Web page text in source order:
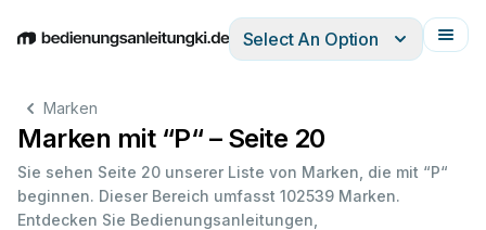
EnglishDeutschEspañolItalianoFrançais
Select An Option
Marken
Marken mit “P“ – Seite 20
Sie sehen Seite 20 unserer Liste von Marken, die mit “P“
beginnen. Dieser Bereich umfasst 102539 Marken.
Entdecken Sie Bedienungsanleitungen,